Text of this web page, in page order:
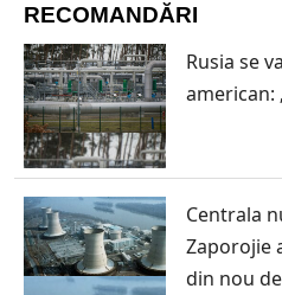
RECOMANDĂRI
Rusia se
american:
Centrala
Zaporojie
din nou